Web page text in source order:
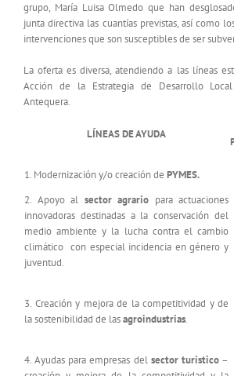
grupo, María Luisa Olmedo que han
junta directiva las cuantías previstas, así como
intervenciones que son susceptibles de ser
La oferta es diversa, atendiendo a las líneas
Acción de la Estrategia de Desarrollo
Antequera.
LÍNEAS DE AYUDA
1. Modernización y/o creación de PYMES.
2. Apoyo al sector agrario para actuaciones
innovadoras destinadas a la conservación del
medio ambiente y la lucha contra el cambio
climático con especial incidencia en género y
juventud.
3. Creación y mejora de la competitividad y de
la sostenibilidad de lasagroindustrias.
4. Ayudas para empresas del sector turistico–